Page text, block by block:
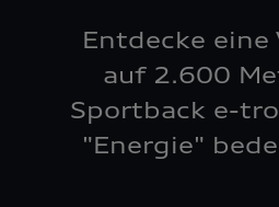
Entdecke eine
auf 2.600
Sportback e-
"Energie"